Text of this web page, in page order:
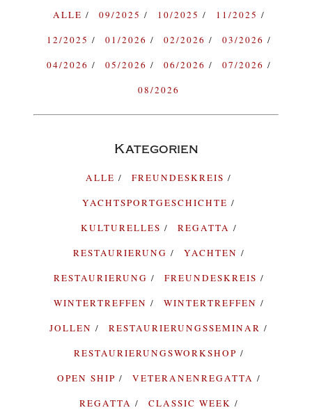
ALLE 09/2025 10/2025
11/2025
12/2025
01/2026 02/2026
03/2026
04/2026
05/2026 06/2026
07/2026
08/2026
Kategorien
ALLE
FREUNDESKREIS
YACHTSPORTGESCHICHTE
KULTURELLES
REGATTA
RESTAURIERUNG
YACHTEN
RESTAURIERUNG
FREUNDESKREIS
WINTERTREFFEN
WINTERTREFFEN
JOLLEN
RESTAURIERUNGSSEMINAR
RESTAURIERUNGSWORKSHOP
OPEN SHIP
VETERANENREGATTA
REGATTA
CLASSIC WEEK